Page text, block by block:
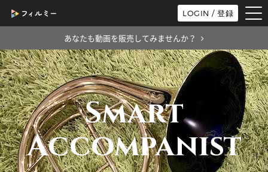
LOGIN / 登録
あなたも動画を販売してみませんか？
Smart
Accompanist